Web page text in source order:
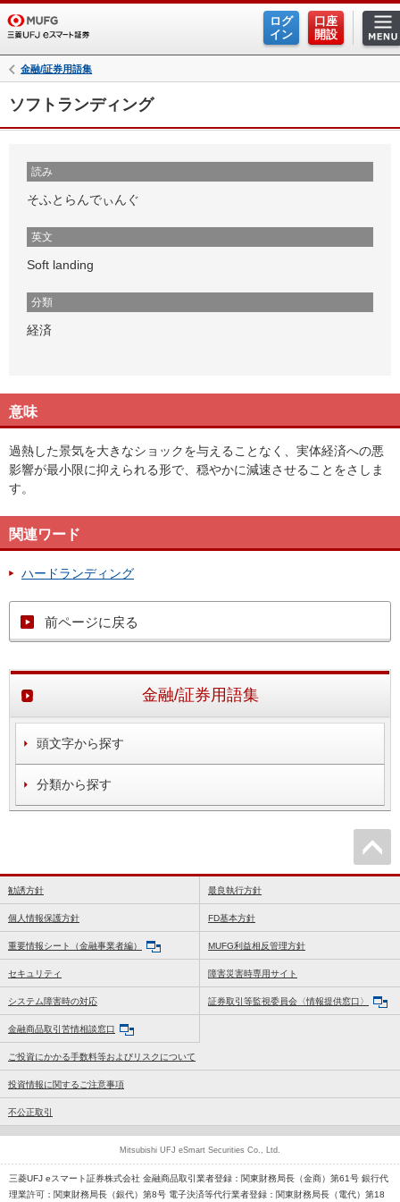
ログ
イン
口座
開設
金融/証券用語集
ソフトランディング
読み
そふとらんでぃんぐ
英文
Soft landing
分類
経済
意味
過熱した景気を大きなショックを与えることなく、実体経済への悪
影響が最小限に抑えられる形で、穏やかに減速させることをさしま
す。
関連ワード
ハードランディング
前ページに戻る
金融/証券用語集
頭文字から探す
分類から探す
勧誘方針 最良執行方針
個人情報保護方針 FD基本方針
重要情報シート（金融事業者編） MUFG利益相反管理方針
セキュリティ 障害災害時専用サイト
システム障害時の対応 証券取引等監視委員会〈情報提供窓口〉
金融商品取引苦情相談窓口
ご投資にかかる手数料等およびリスクについて
投資情報に関するご注意事項
不公正取引
三菱UFJ eスマート証券株式会社 金融商品取引業者登録：関東財務局長（金商）第61号 銀行代
理業許可：関東財務局長（銀代）第8号 電子決済等代行業者登録：関東財務局長（電代）第18
Mitsubishi UFJ eSmart Securities Co., Ltd.